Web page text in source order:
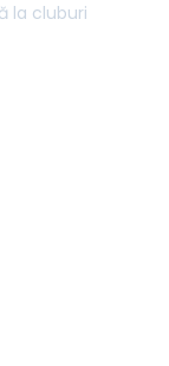
la cluburi